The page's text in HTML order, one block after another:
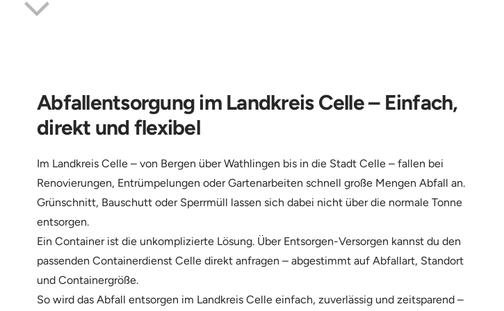
Abfallentsorgung im Landkreis Celle – Einfach,
direkt und flexibel
Im Landkreis Celle – von Bergen über Wathlingen bis in die Stadt Celle – fallen bei
Renovierungen, Entrümpelungen oder Gartenarbeiten schnell große Mengen Abfall an.
Grünschnitt, Bauschutt oder Sperrmüll lassen sich dabei nicht über die normale Tonne
entsorgen.
Ein Container ist die unkomplizierte Lösung. Über Entsorgen-Versorgen kannst du den
passenden Containerdienst Celle direkt anfragen – abgestimmt auf Abfallart, Standort
und Containergröße.
So wird das Abfall entsorgen im Landkreis Celle einfach, zuverlässig und zeitsparend –